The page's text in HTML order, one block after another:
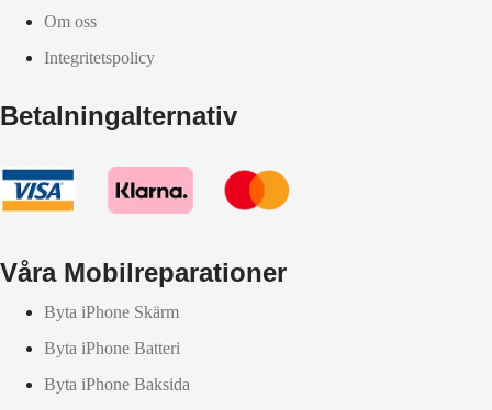
Om oss
Integritetspolicy
Betalningalternativ
Våra Mobilreparationer
Byta iPhone Skärm
Byta iPhone Batteri
Byta iPhone Baksida